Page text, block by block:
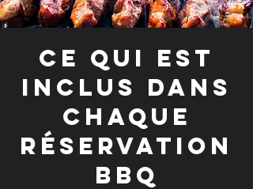
Ce qui est
inclus dans
chaque
réservation
BBQ